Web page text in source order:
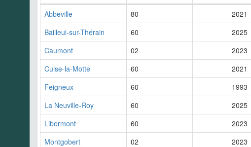
Abbeville
80 2021
Bailleul-sur-Thérain
60 2025
Caumont
02 2023
Cuise-la-Motte
60 2021
Feigneux
60 1993
La Neuville-Roy
60 2025
Libermont
60 2023
Montgobert
02 2023